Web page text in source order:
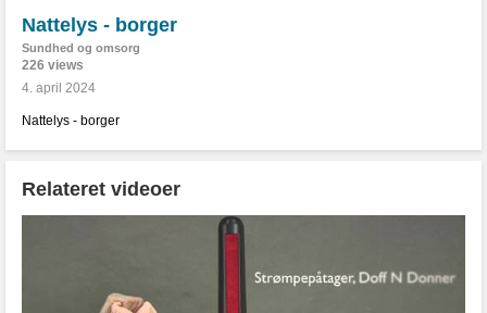
Nattelys - borger
Sundhed og omsorg
226 views
4. april 2024
Nattelys - borger
Relateret videoer